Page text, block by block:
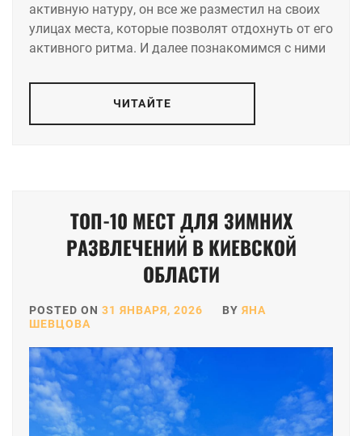
активную натуру, он все же разместил на своих
улицах места, которые позволят отдохнуть от его
активного ритма. И далее познакомимся с ними
ЧИТАЙТЕ
ТОП-10 МЕСТ ДЛЯ ЗИМНИХ
РАЗВЛЕЧЕНИЙ В КИЕВСКОЙ
ОБЛАСТИ
POSTED ON 31 ЯНВАРЯ, 2026 BY ЯНА
ШЕВЦОВА